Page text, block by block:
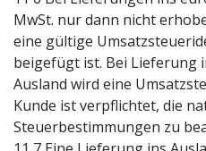
MwSt. nur dann nicht
eine gültige
beigefügt ist. Bei Lieferung
Ausland wird eine
Kunde ist verpflichtet, die
Steuerbestimmungen zu